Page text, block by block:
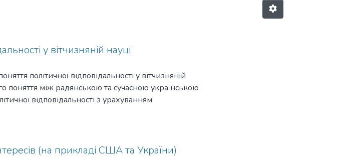
у вітчизняній науці
політичної відповідальності у вітчизняній
поняття між радянською та сучасною українською
відповідальності з урахуванням
(на прикладі США та України)